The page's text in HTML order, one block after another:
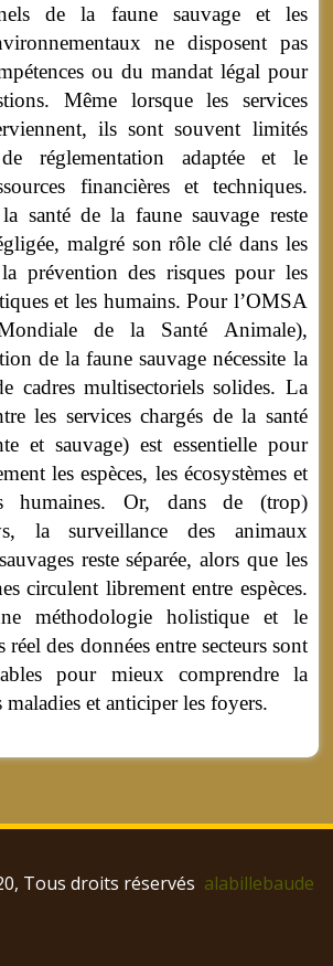
de la faune sauvage et les
ne disposent pas
ou du mandat légal pour
Même lorsque les services
ils sont souvent limités
réglementation adaptée et le
financières et techniques.
santé de la faune sauvage reste
malgré son rôle clé dans les
la prévention des risques pour les
et les humains. Pour l’OMSA
de la Santé Animale),
de la faune sauvage nécessite la
cadres multisectoriels solides. La
les services chargés de la santé
et sauvage) est essentielle pour
les espèces, les écosystèmes et
humaines. Or, dans de (trop)
la surveillance des animaux
reste séparée, alors que les
circulent librement entre espèces.
méthodologie holistique et le
réel des données entre secteurs sont
pour mieux comprendre la
maladies et anticiper les foyers.
Tous droits réservés alabillebaude